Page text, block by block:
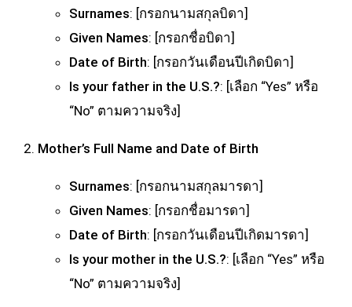
Surnames: [กรอกนามสกุลบิดา]
Given Names: [กรอกชื่อบิดา]
Date of Birth: [กรอกวันเดือนปีเกิดบิดา]
Is your father in the U.S.?: [เลือก “Yes” หรือ
“No” ตามความจริง]
Mother’s Full Name and Date of Birth
Surnames: [กรอกนามสกุลมารดา]
Given Names: [กรอกชื่อมารดา]
Date of Birth: [กรอกวันเดือนปีเกิดมารดา]
Is your mother in the U.S.?: [เลือก “Yes” หรือ
“No” ตามความจริง]